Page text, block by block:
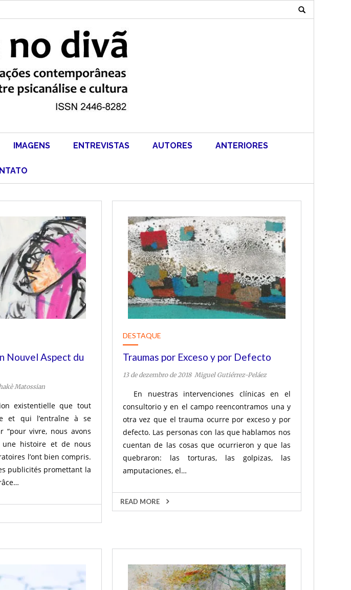
Search
for:
IMAGENS ENTREVISTAS AUTORES ANTERIORES
Nouvel Aspect du
Matossian
existentielle que tout
et qui l’entraîne à se
“pour vivre, nous avons
une histoire et de nous
l’ont bien compris.
publicités promettant la
DESTAQUE
Traumas por Exceso y por Defecto
13 de dezembro de 2018 Miguel Gutiérrez-Peláez
En nuestras intervenciones clínicas en el
consultorio y en el campo reencontramos una y
otra vez que el trauma ocurre por exceso y por
defecto. Las personas con las que hablamos nos
cuentan de las cosas que ocurrieron y que las
quebraron: las torturas, las golpizas, las
amputaciones, el…
READ MORE